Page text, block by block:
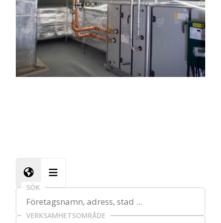
SÖK
VERKSAMHETSOMRÅDE